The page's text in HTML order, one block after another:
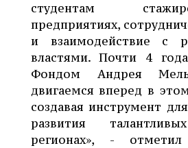
студентам
предприятиях,
и взаимодействие с
властями. Почти 4
Фондом Андрея
двигаемся вперед в
создавая инструмент
развития
регионах», - отметил